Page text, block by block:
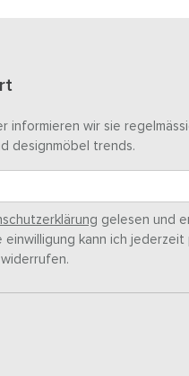
informieren wir sie
designmöbel trends.
gelesen und
einwilligung kann ich jederzeit